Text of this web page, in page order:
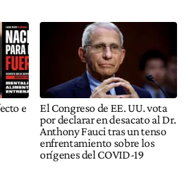
e
El Congreso de EE. UU. vota
por declarar en desacato al Dr.
Anthony Fauci tras un tenso
enfrentamiento sobre los
orígenes del COVID-19